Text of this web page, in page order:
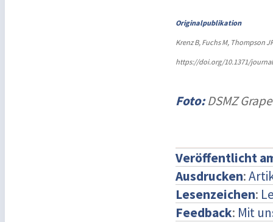
Originalpublikation
Krenz B, Fuchs M, Thompson
https://doi.org/10.1371/
Foto:DSMZ
Veröffentlicht
Ausdrucken:
Lesenzeichen:
Feedback: Mit